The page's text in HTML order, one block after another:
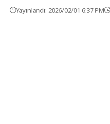
Yayınlandı: 2026/02/01 6:37 PM